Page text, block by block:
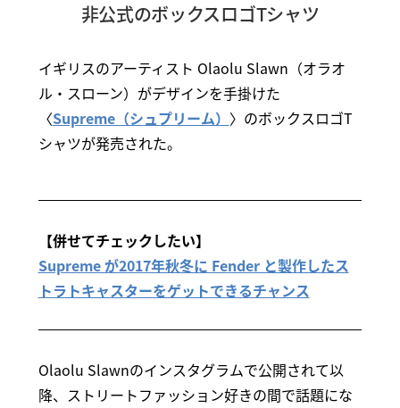
非公式のボックスロゴTシャツ
イギリスのアーティスト Olaolu Slawn（オラオ
ル・スローン）がデザインを手掛けた
〈Supreme（シュプリーム） 〉のボックスロゴT
シャツが発売された。
【併せてチェックしたい】
Supreme が2017年秋冬に Fender と製作したス
トラトキャスターをゲットできるチャンス
Olaolu Slawnのインスタグラムで公開されて以
降、ストリートファッション好きの間で話題にな